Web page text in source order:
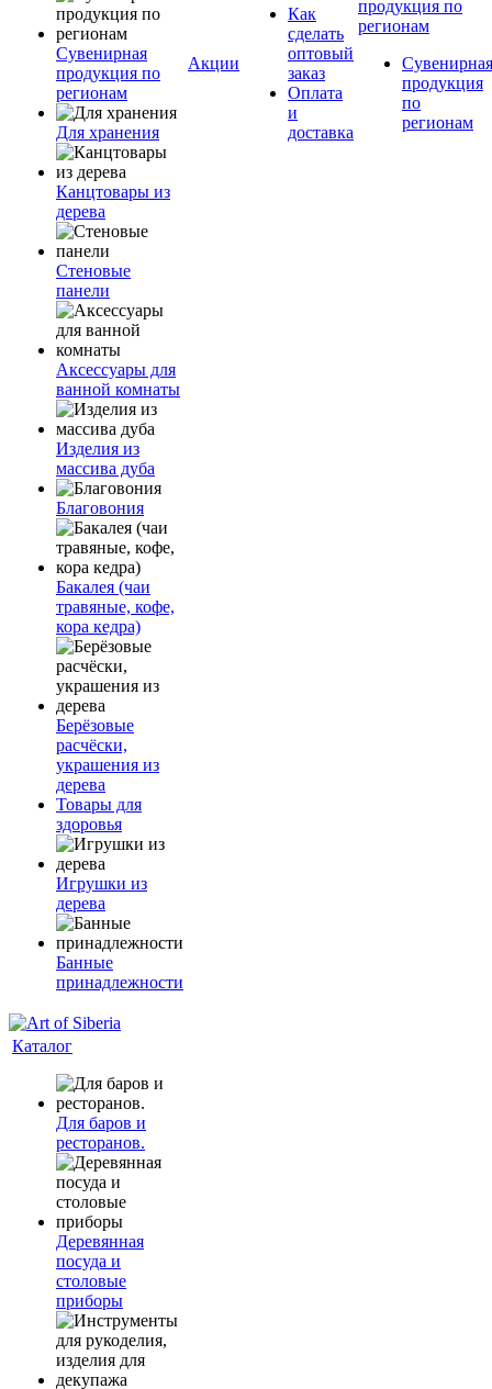
Сувенирная
продукция по
регионам
Для хранения
Канцтовары из
дерева
Стеновые
панели
Аксессуары для
ванной комнаты
Изделия из
массива дуба
Благовония
Бакалея (чаи
травяные, кофе,
кора кедра)
Берёзовые
расчёски,
украшения из
дерева
Товары для
здоровья
Игрушки из
дерева
Банные
принадлежности
Акции
Как
сделать
оптовый
заказ
Оплата
и
доставка
продукция по
регионам
Сувенирная
продукция
по
регионам
Каталог
Для баров и
ресторанов.
Деревянная
посуда и
столовые
приборы